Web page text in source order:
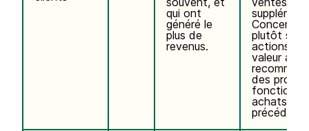
qui ont
généré le
plus de
revenus.
plutôt sur
actions à
valeur
des
fonction
achats